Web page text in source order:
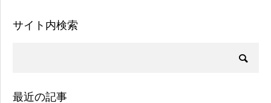
サイト内検索
最近の記事